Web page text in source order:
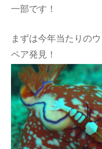
一部です！
まずは今年当たりの
ペア発見！